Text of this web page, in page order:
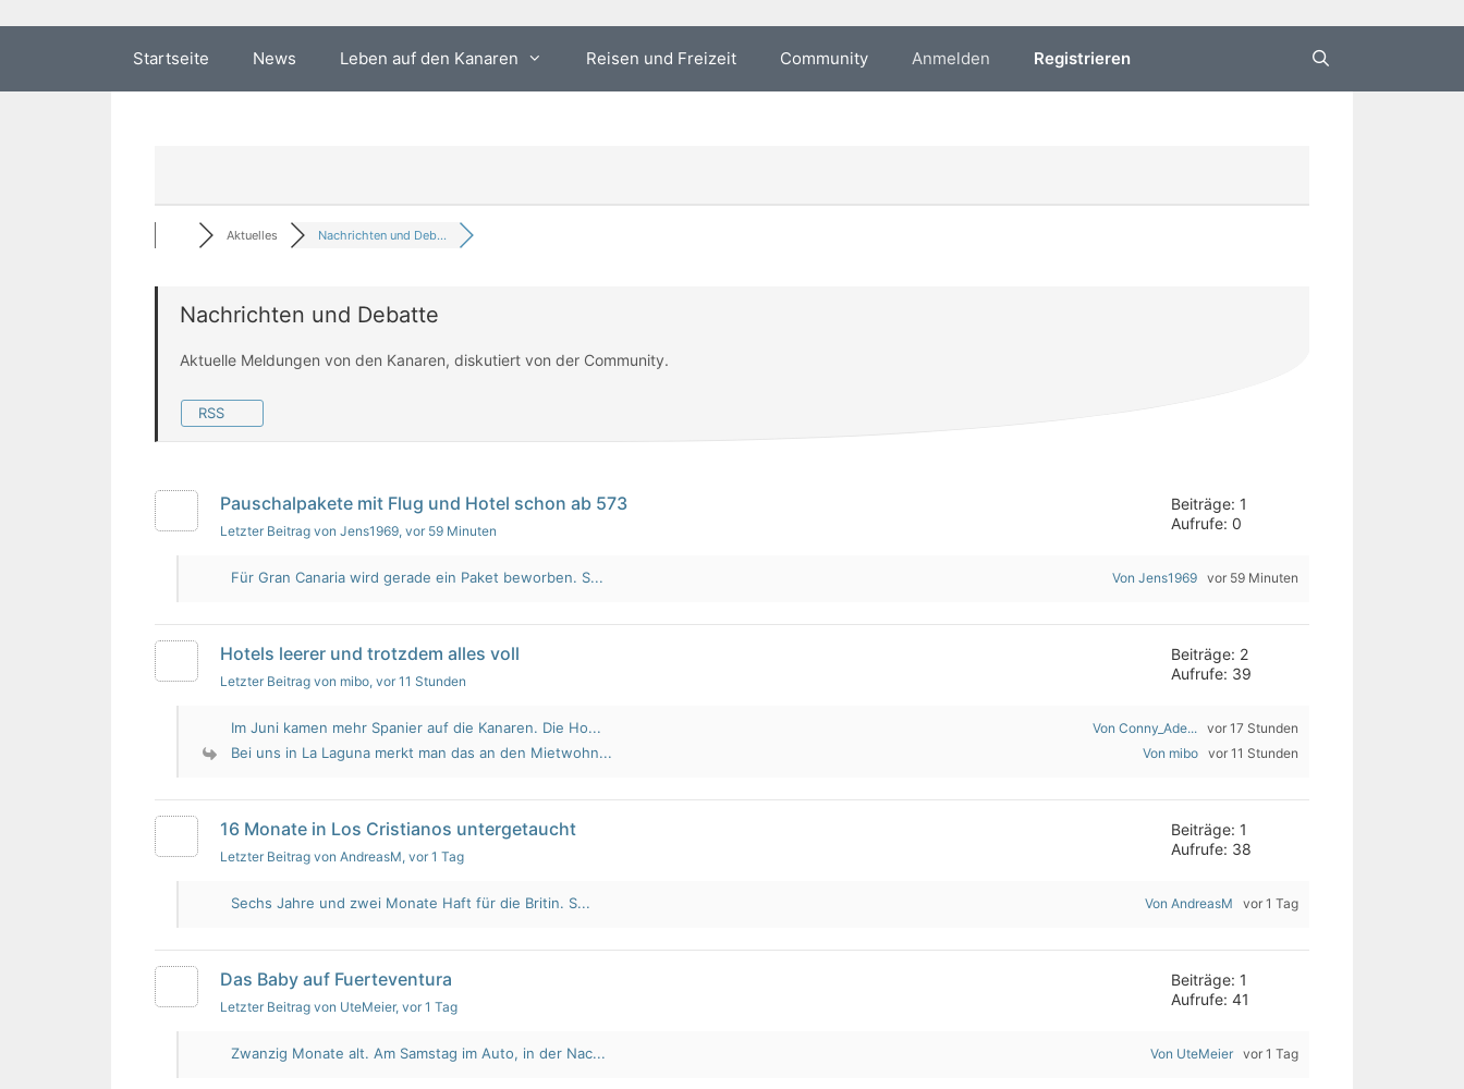
Startseite News Leben auf den Kanaren Reisen und Freizeit Community Anmelden Registrieren
Aktuelles Nachrichten und Deb...
Nachrichten und Debatte
Aktuelle Meldungen von den Kanaren, diskutiert von der Community.
RSS
Pauschalpakete mit Flug und Hotel schon ab 573
Letzter Beitrag von Jens1969, vor 59 Minuten
Beiträge: 1
Aufrufe: 0
Für Gran Canaria wird gerade ein Paket beworben. S... Von Jens1969 vor 59 Minuten
Hotels leerer und trotzdem alles voll
Letzter Beitrag von mibo, vor 11 Stunden
Beiträge: 2
Aufrufe: 39
Im Juni kamen mehr Spanier auf die Kanaren. Die Ho... Von Conny_Ade... vor 17 Stunden
Bei uns in La Laguna merkt man das an den Mietwohn... Von mibo vor 11 Stunden
16 Monate in Los Cristianos untergetaucht
Letzter Beitrag von AndreasM, vor 1 Tag
Beiträge: 1
Aufrufe: 38
Sechs Jahre und zwei Monate Haft für die Britin. S... Von AndreasM vor 1 Tag
Das Baby auf Fuerteventura
Letzter Beitrag von UteMeier, vor 1 Tag
Beiträge: 1
Aufrufe: 41
Zwanzig Monate alt. Am Samstag im Auto, in der Nac... Von UteMeier vor 1 Tag